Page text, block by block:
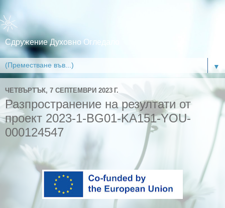
Сдружение Духовно Огледало
▼
ЧЕТВЪРТЪК, 7 СЕПТЕМВРИ 2023 Г.
Разпространение на резултати от
проект 2023-1-BG01-KA151-YOU-
000124547